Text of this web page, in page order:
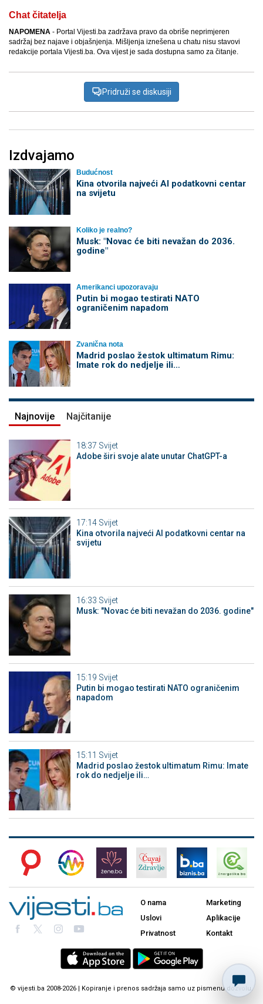
Chat čitatelja
NAPOMENA - Portal Vijesti.ba zadržava pravo da obriše neprimjeren
sadržaj bez najave i objašnjenja. Mišljenja iznešena u chatu nisu stavovi
redakcije portala Vijesti.ba. Ova vijest je sada dostupna samo za čitanje.
Pridruži se diskusiji
Izdvajamo
Budućnost
Kina otvorila najveći AI podatkovni centar
na svijetu
Koliko je realno?
Musk: "Novac će biti nevažan do 2036.
godine"
Amerikanci upozoravaju
Putin bi mogao testirati NATO
ograničenim napadom
Zvanična nota
Madrid poslao žestok ultimatum Rimu:
Imate rok do nedjelje ili…
Najnovije Najčitanije
18:37 Svijet
Adobe širi svoje alate unutar ChatGPT-a
17:14 Svijet
Kina otvorila najveći AI podatkovni centar na
svijetu
16:33 Svijet
Musk: "Novac će biti nevažan do 2036. godine"
15:19 Svijet
Putin bi mogao testirati NATO ograničenim
napadom
15:11 Svijet
Madrid poslao žestok ultimatum Rimu: Imate
rok do nedjelje ili…
O nama
Uslovi
Privatnost
Marketing
Aplikacije
Kontakt
© vijesti.ba 2008-2026 | Kopiranje i prenos sadržaja samo uz pismenu dozvolu.